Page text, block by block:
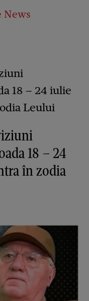
News
18 – 24
în zodia